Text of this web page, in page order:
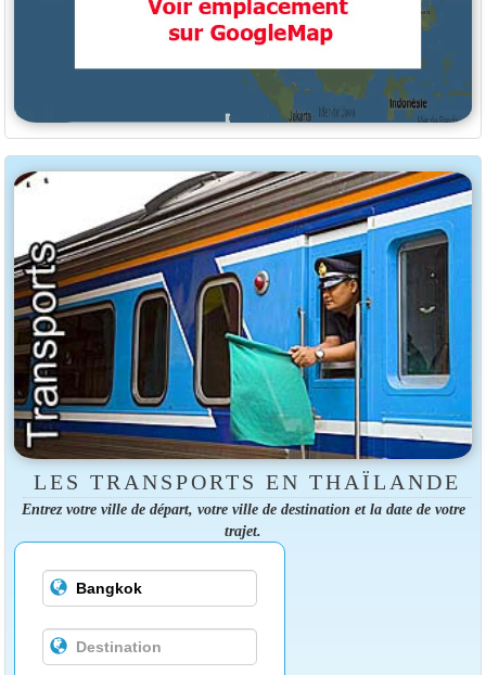
LES TRANSPORTS EN THAÏLANDE
Entrez votre ville de départ, votre ville de destination et la date de votre
trajet.